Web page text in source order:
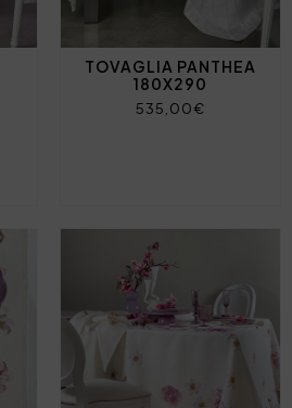
TOVAGLIA PANTHEA
180X290
535,00€